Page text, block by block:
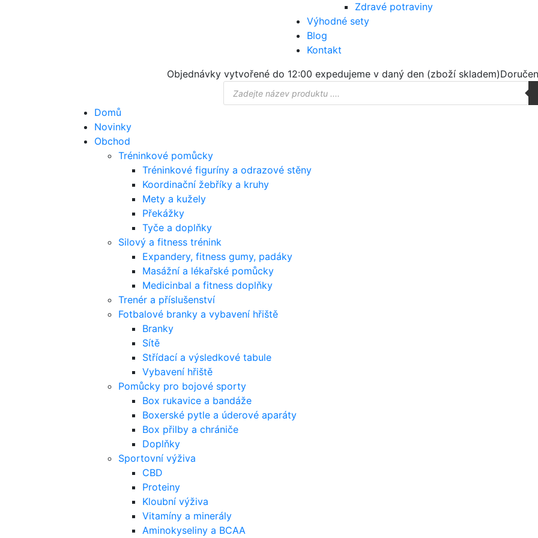
Zdravé potraviny
Výhodné sety
Blog
Kontakt
Objednávky vytvořené do 12:00 expedujeme v daný den (zboží skladem)
Products
search
Domů
Novinky
Obchod
Tréninkové pomůcky
Tréninkové figuríny a odrazové stěny
Koordinační žebříky a kruhy
Mety a kužely
Překážky
Tyče a doplňky
Silový a fitness trénink
Expandery, fitness gumy, padáky
Masážní a lékařské pomůcky
Medicinbal a fitness doplňky
Trenér a příslušenství
Fotbalové branky a vybavení hřiště
Branky
Sítě
Střídací a výsledkové tabule
Vybavení hřiště
Pomůcky pro bojové sporty
Box rukavice a bandáže
Boxerské pytle a úderové aparáty
Box přilby a chrániče
Doplňky
Sportovní výživa
CBD
Proteiny
Kloubní výživa
Vitamíny a minerály
Aminokyseliny a BCAA